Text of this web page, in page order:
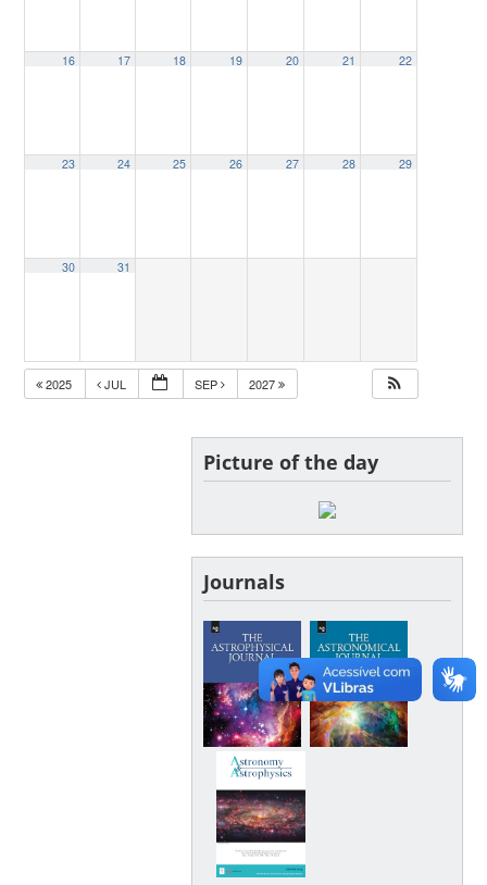
16 17 18 19 20 21 22
23 24 25 26 27 28 29
30 31
2025 JUL SEP 2027
Picture of the day
Journals